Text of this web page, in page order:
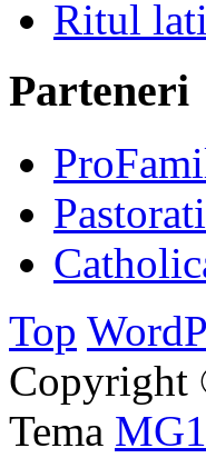
Ritul
Parteneri
Top
Copyright
Tema